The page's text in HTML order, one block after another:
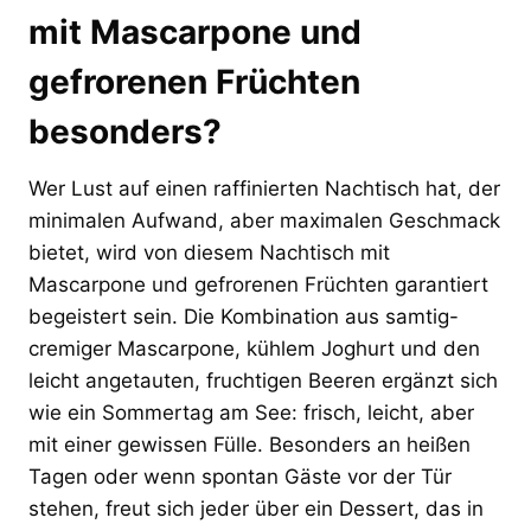
mit Mascarpone und
gefrorenen Früchten
besonders?
Wer Lust auf einen raffinierten Nachtisch hat, der
minimalen Aufwand, aber maximalen Geschmack
bietet, wird von diesem Nachtisch mit
Mascarpone und gefrorenen Früchten garantiert
begeistert sein. Die Kombination aus samtig-
cremiger Mascarpone, kühlem Joghurt und den
leicht angetauten, fruchtigen Beeren ergänzt sich
wie ein Sommertag am See: frisch, leicht, aber
mit einer gewissen Fülle. Besonders an heißen
Tagen oder wenn spontan Gäste vor der Tür
stehen, freut sich jeder über ein Dessert, das in